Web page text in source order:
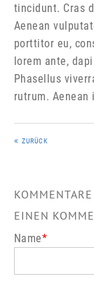
tincidunt. Cras
Aenean
porttitor eu,
lorem ante,
Phasellus
rutrum. Aenean
ZURÜCK
KOMMENTARE
EINEN
Name*